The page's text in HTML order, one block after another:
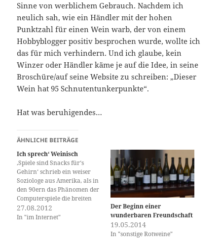
Sinne von werblichem Gebrauch. Nachdem ich
neulich sah, wie ein Händler mit der hohen
Punktzahl für einen Wein warb, der von einem
Hobbyblogger positiv besprochen wurde, wollte ich
das für mich verhindern. Und ich glaube, kein
Winzer oder Händler käme je auf die Idee, in seine
Broschüre/auf seine Website zu schreiben: „Dieser
Wein hat 95 Schnutentunkerpunkte“.
Hat was beruhigendes…
ÄHNLICHE BEITRÄGE
Ich sprech‘ Weinisch
,Spiele sind Snacks für‘s
Gehirn‘ schrieb ein weiser
Soziologe aus Amerika, als in
den 90ern das Phänomen der
Computerspiele die breiten
Massen (und Büros)
erreichten. Der Gehirn-
27.08.2012
In "im Internet"
Der Beginn einer
wunderbaren Freundschaft
19.05.2014
In "sonstige Rotweine"